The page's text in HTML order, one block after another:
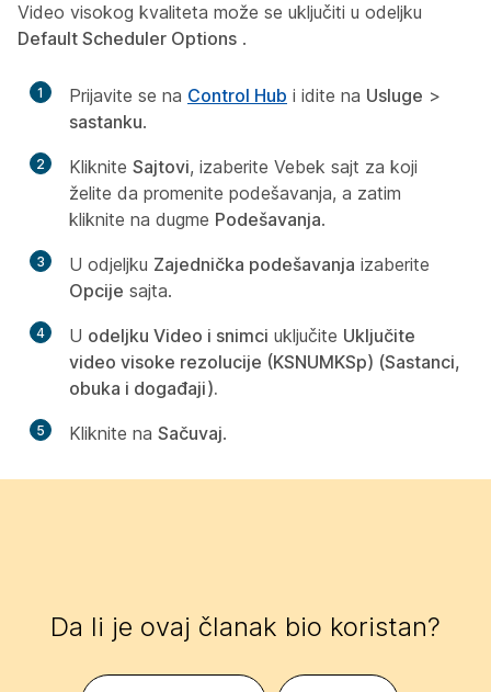
Video visokog kvaliteta može se uključiti u odeljku
Default Scheduler Options .
1 Prijavite se na Control Hub i idite na Usluge >
sastanku.
2 Kliknite Sajtovi, izaberite Vebek sajt za koji
želite da promenite podešavanja, a zatim
kliknite na dugme Podešavanja.
3 U odjeljku Zajednička podešavanja izaberite
Opcije sajta.
4 U odeljku Video i snimci uključite Uključite
video visoke rezolucije (KSNUMKSp) (Sastanci,
obuka i događaji).
5 Kliknite na Sačuvaj.
Da li je ovaj članak bio koristan?